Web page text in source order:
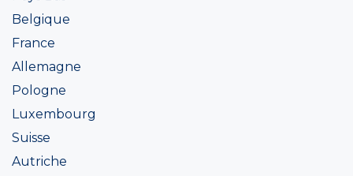
Belgique
France
Allemagne
Pologne
Luxembourg
Suisse
Autriche